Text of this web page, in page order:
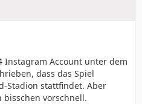
Instagram Account unter dem
dass das Spiel
Stadion stattfindet. Aber
vorschnell.